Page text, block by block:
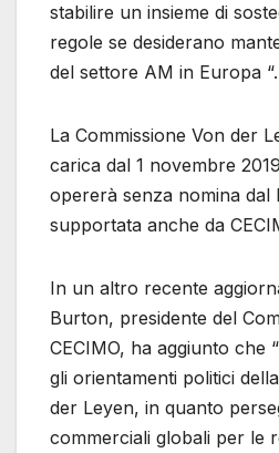
stabilire un insieme di
regole se desiderano
del settore AM in Europa “.
La Commissione Von der
carica dal 1 novembre
opererà senza nomina dal
supportata anche da
In un altro recente
Burton, presidente del
CECIMO, ha aggiunto che
gli orientamenti politici
der Leyen, in quanto
commerciali globali per le